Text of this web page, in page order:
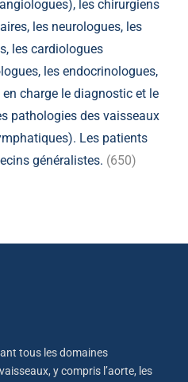
les chirurgiens
les neurologues, les
les cardiologues
les endocrinologues,
charge le diagnostic et le
pathologies des vaisseaux
Les patients
généralistes. (650)
tous les domaines
y compris l’aorte, les